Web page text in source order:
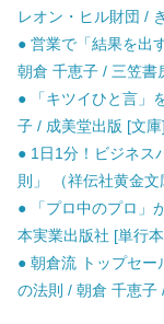
レオン・ヒル財団 /
● 営業で「結果を出
朝倉 千恵子 / 三笠書
● 「キツイひと言」
子 / 成美堂出版 [文庫]
● 1日1分！ビジネス
則」 （祥伝社黄金
● 「プロ中のプロ」
本実業出版社 [単行
● 朝倉流 トップセー
の法則 / 朝倉 千恵子